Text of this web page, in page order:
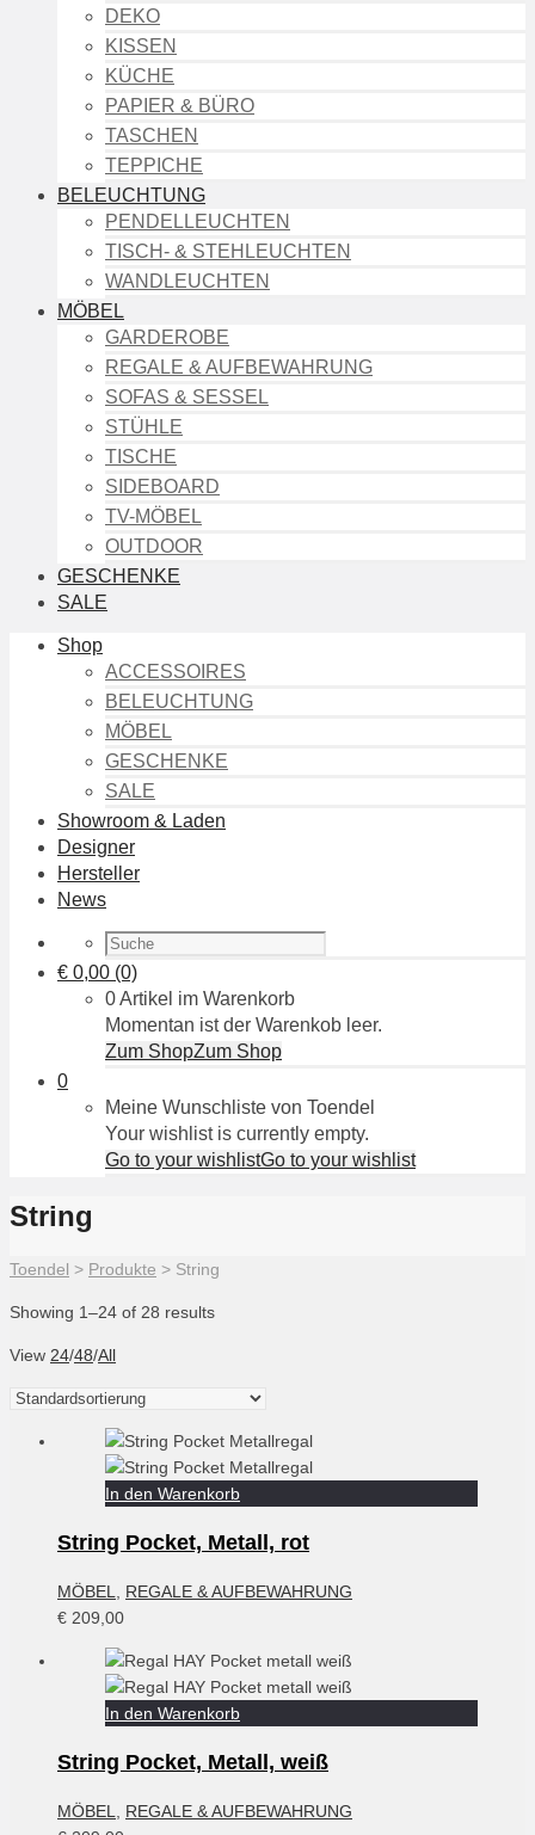
DEKO
KISSEN
KÜCHE
PAPIER & BÜRO
TASCHEN
TEPPICHE
BELEUCHTUNG
PENDELLEUCHTEN
TISCH- & STEHLEUCHTEN
WANDLEUCHTEN
MÖBEL
GARDEROBE
REGALE & AUFBEWAHRUNG
SOFAS & SESSEL
STÜHLE
TISCHE
SIDEBOARD
TV-MÖBEL
OUTDOOR
GESCHENKE
SALE
Shop
ACCESSOIRES
BELEUCHTUNG
MÖBEL
GESCHENKE
SALE
Showroom & Laden
Designer
Hersteller
News
€ 0,00 (0)
0 Artikel im Warenkorb
Momentan ist der Warenkob leer.
Zum ShopZum Shop
0
Meine Wunschliste von Toendel
Your wishlist is currently empty.
Go to your wishlistGo to your wishlist
String
Toendel > Produkte > String
Showing 1–24 of 28 results
View 24/48/All
In den Warenkorb
String Pocket, Metall, rot
MÖBEL
REGALE & AUFBEWAHRUNG
€ 209,00
In den Warenkorb
String Pocket, Metall, weiß
MÖBEL
REGALE & AUFBEWAHRUNG